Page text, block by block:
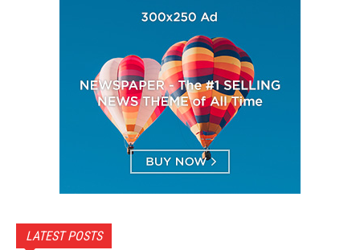
LATEST POSTS